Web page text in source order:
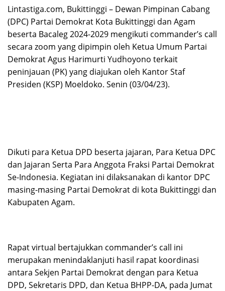
Lintastiga.com, Bukittinggi – Dewan Pimpinan Cabang
(DPC) Partai Demokrat Kota Bukittinggi dan Agam
beserta Bacaleg 2024-2029 mengikuti commander’s call
secara zoom yang dipimpin oleh Ketua Umum Partai
Demokrat Agus Harimurti Yudhoyono terkait
peninjauan (PK) yang diajukan oleh Kantor Staf
Presiden (KSP) Moeldoko. Senin (03/04/23).
Dikuti para Ketua DPD beserta jajaran, Para Ketua DPC
dan Jajaran Serta Para Anggota Fraksi Partai Demokrat
Se-Indonesia. Kegiatan ini dilaksanakan di kantor DPC
masing-masing Partai Demokrat di kota Bukittinggi dan
Kabupaten Agam.
Rapat virtual bertajukkan commander’s call ini
merupakan menindaklanjuti hasil rapat koordinasi
antara Sekjen Partai Demokrat dengan para Ketua
DPD, Sekretaris DPD, dan Ketua BHPP-DA, pada Jumat